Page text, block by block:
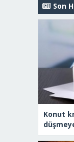
Son
Konut